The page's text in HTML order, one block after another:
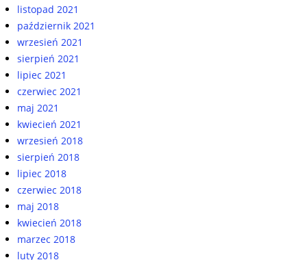
listopad 2021
październik 2021
wrzesień 2021
sierpień 2021
lipiec 2021
czerwiec 2021
maj 2021
kwiecień 2021
wrzesień 2018
sierpień 2018
lipiec 2018
czerwiec 2018
maj 2018
kwiecień 2018
marzec 2018
luty 2018